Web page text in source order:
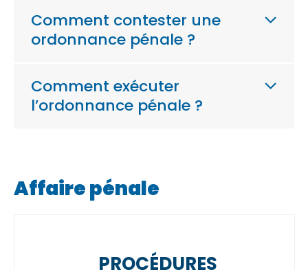
Comment contester une
ordonnance pénale ?
Comment exécuter
l’ordonnance pénale ?
Affaire pénale
PROCÉDURES